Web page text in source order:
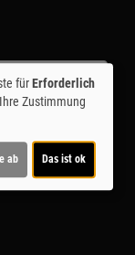
bereitgestellte
fürErforderlich
Zustimmung
ab Das ist ok